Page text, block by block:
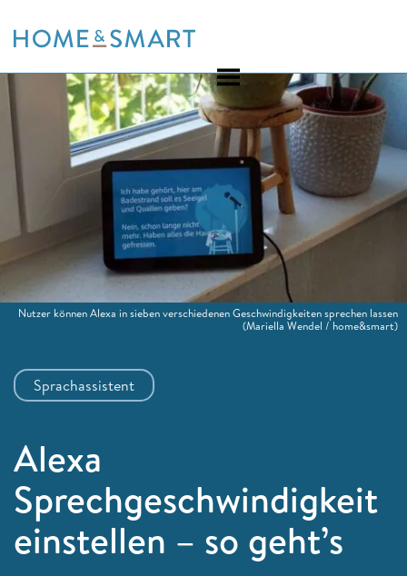
to
Sprachassistent
Alexa
Sprechgeschwindigkeit
einstellen – so geht’s
Nutzer können Alexa in sieben verschiedenen Geschwindigkeiten sprechen lassen
(Mariella Wendel / home&smart)